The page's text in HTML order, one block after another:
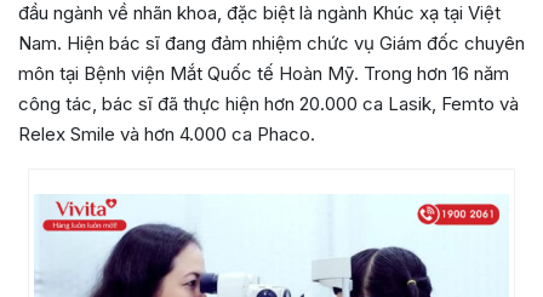
đầu ngành về nhãn khoa, đặc biệt là ngành Khúc xạ tại Việt
Nam. Hiện bác sĩ đang đảm nhiệm chức vụ Giám đốc chuyên
môn tại Bệnh viện Mắt Quốc tế Hoàn Mỹ. Trong hơn 16 năm
công tác, bác sĩ đã thực hiện hơn 20.000 ca Lasik, Femto và
Relex Smile và hơn 4.000 ca Phaco.